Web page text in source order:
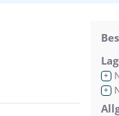
+
+